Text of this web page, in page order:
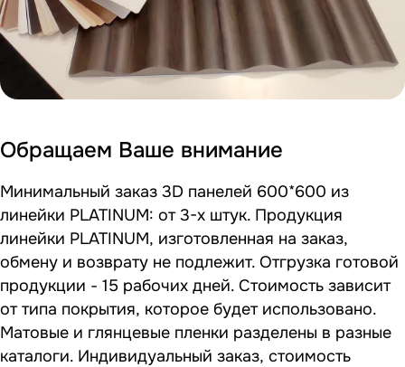
Обращаем Ваше внимание
Минимальный заказ 3D панелей 600*600 из
линейки PLATINUM: от 3-х штук. Продукция
линейки PLATINUM, изготовленная на заказ,
обмену и возврату не подлежит. Отгрузка готовой
продукции - 15 рабочих дней. Стоимость зависит
от типа покрытия, которое будет использовано.
Матовые и глянцевые пленки разделены в разные
каталоги. Индивидуальный заказ, стоимость